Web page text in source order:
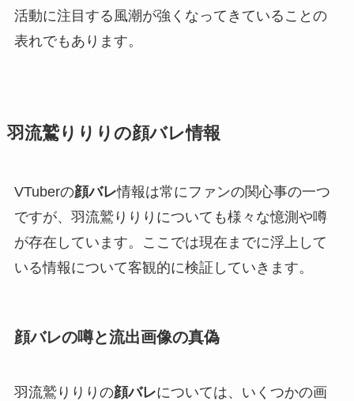
活動に注目する風潮が強くなってきていることの
表れでもあります。
羽流鷲りりりの顔バレ情報
VTuberの顔バレ情報は常にファンの関心事の一つ
ですが、羽流鷲りりりについても様々な憶測や噂
が存在しています。ここでは現在までに浮上して
いる情報について客観的に検証していきます。
顔バレの噂と流出画像の真偽
羽流鷲りりりの顔バレについては、いくつかの画